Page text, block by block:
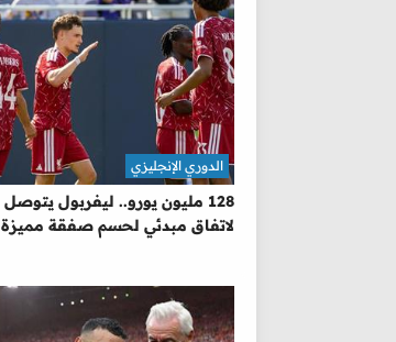
128 مليون يورو.. ليفربول يتوصل
لاتفاق مبدئي لحسم صفقة مميزة
الدوري الإنجليزي